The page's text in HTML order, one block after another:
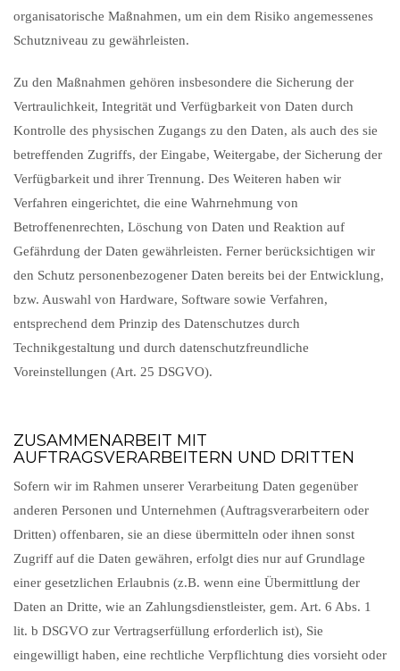
organisatorische Maßnahmen, um ein dem Risiko angemessenes
Schutzniveau zu gewährleisten.
Zu den Maßnahmen gehören insbesondere die Sicherung der
Vertraulichkeit, Integrität und Verfügbarkeit von Daten durch
Kontrolle des physischen Zugangs zu den Daten, als auch des sie
betreffenden Zugriffs, der Eingabe, Weitergabe, der Sicherung der
Verfügbarkeit und ihrer Trennung. Des Weiteren haben wir
Verfahren eingerichtet, die eine Wahrnehmung von
Betroffenenrechten, Löschung von Daten und Reaktion auf
Gefährdung der Daten gewährleisten. Ferner berücksichtigen wir
den Schutz personenbezogener Daten bereits bei der Entwicklung,
bzw. Auswahl von Hardware, Software sowie Verfahren,
entsprechend dem Prinzip des Datenschutzes durch
Technikgestaltung und durch datenschutzfreundliche
Voreinstellungen (Art. 25 DSGVO).
ZUSAMMENARBEIT MIT
AUFTRAGSVERARBEITERN UND DRITTEN
Sofern wir im Rahmen unserer Verarbeitung Daten gegenüber
anderen Personen und Unternehmen (Auftragsverarbeitern oder
Dritten) offenbaren, sie an diese übermitteln oder ihnen sonst
Zugriff auf die Daten gewähren, erfolgt dies nur auf Grundlage
einer gesetzlichen Erlaubnis (z.B. wenn eine Übermittlung der
Daten an Dritte, wie an Zahlungsdienstleister, gem. Art. 6 Abs. 1
lit. b DSGVO zur Vertragserfüllung erforderlich ist), Sie
eingewilligt haben, eine rechtliche Verpflichtung dies vorsieht oder